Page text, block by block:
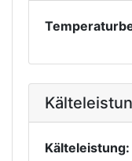
Kälteleistung: